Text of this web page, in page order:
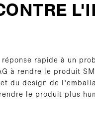
rapide à un
à rendre le produit
du design de
le produit plus